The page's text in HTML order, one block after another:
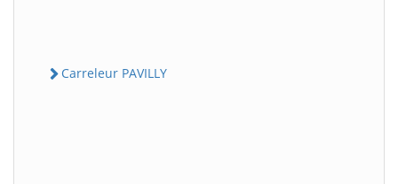
Carreleur PAVILLY